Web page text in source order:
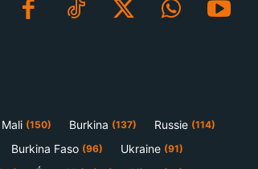
Mali (150) Burkina (137) Russie (114)
Burkina Faso (96) Ukraine (91)